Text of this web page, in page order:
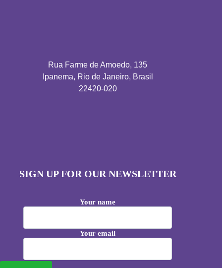
Rua Farme de Amoedo, 135
Ipanema, Rio de Janeiro, Brasil
22420-020
SIGN UP FOR OUR NEWSLETTER
Your name
Your email